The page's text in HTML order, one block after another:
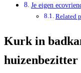
Je eigen
Related
Kurk in
huizenbezitter